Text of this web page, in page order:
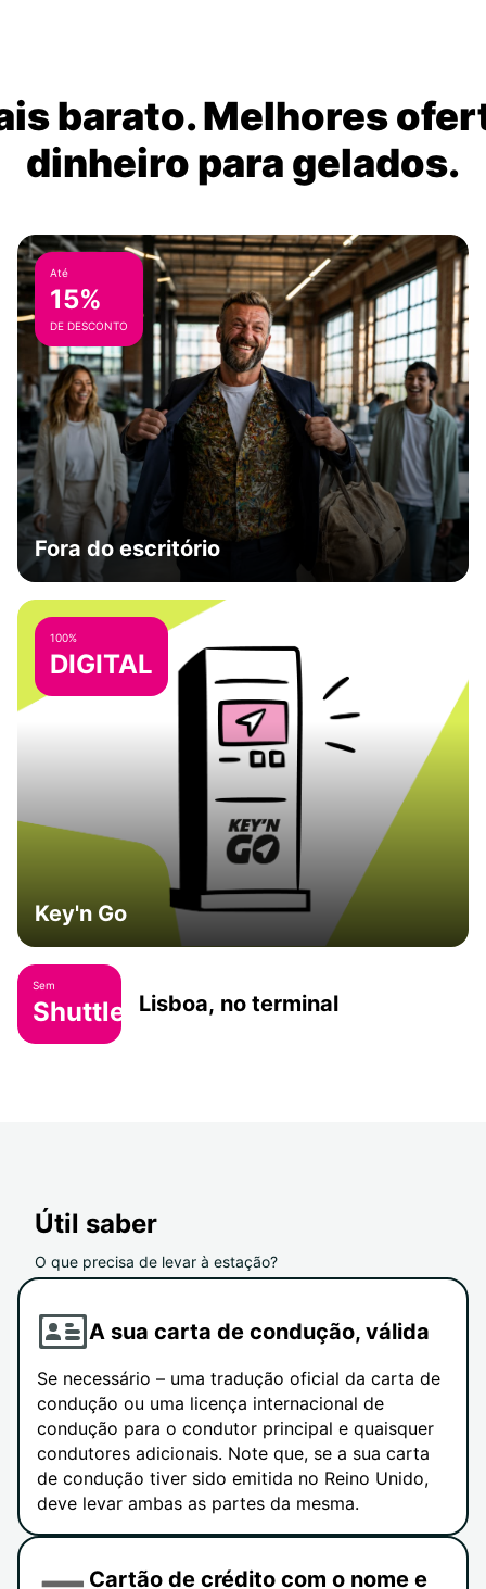
barato. Melhores
dinheiro para gelados.
Até
15%
DE DESCONTO
Fora do escritório
100%
DIGITAL
Key'n Go
Sem
Shuttle Lisboa, no terminal
Útil saber
O que precisa de levar à estação?
A sua carta de condução, válida
Se necessário – uma tradução oficial da carta de
condução ou uma licença internacional de
condução para o condutor principal e quaisquer
condutores adicionais. Note que, se a sua carta
de condução tiver sido emitida no Reino Unido,
deve levar ambas as partes da mesma.
Cartão de crédito com o nome e